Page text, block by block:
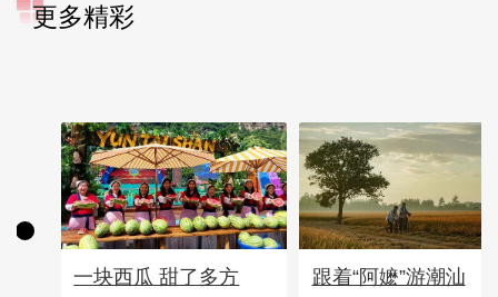
更多精彩
一块西瓜 甜了多方 跟着“阿嬷”游潮汕